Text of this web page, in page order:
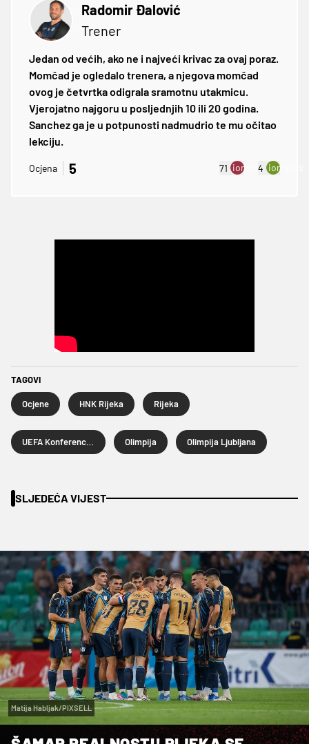
Radomir Đalović
Trener
Jedan od većih, ako ne i najveći krivac za ovaj poraz.
Momčad je ogledalo trenera, a njegova momčad
ovog je četvrtka odigrala sramotnu utakmicu.
Vjerojatno najgoru u posljednjih 10 ili 20 godina.
Sanchez ga je u potpunosti nadmudrio te mu očitao
lekciju.
Ocjena 5 71 ion:minus
4 ion:plus
TAGOVI
Ocjene HNK Rijeka Rijeka
Olimpija Olimpija Ljubljana
SLJEDEĆA VIJEST
Matija Habljak/PIXSELL